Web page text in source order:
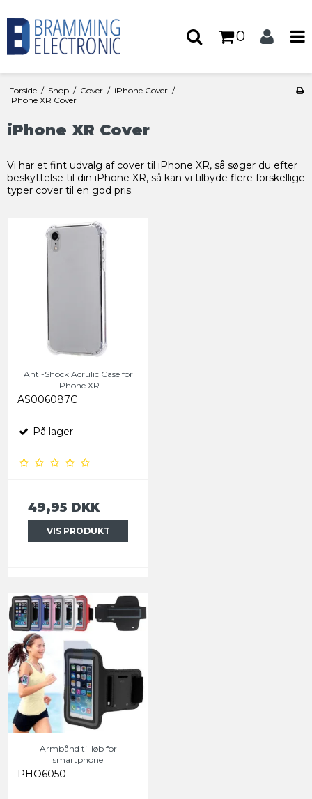
0
Forside / Shop / Cover / iPhone Cover /
iPhone XR Cover
iPhone XR Cover
Vi har et fint udvalg af cover til iPhone XR, så søger du efter
beskyttelse til din iPhone XR, så kan vi tilbyde flere forskellige
typer cover til en god pris.
Anti-Shock Acrulic Case for
iPhone XR
AS006087C
På lager
49,95 DKK
VIS PRODUKT
Armbånd til løb for
smartphone
PHO6050